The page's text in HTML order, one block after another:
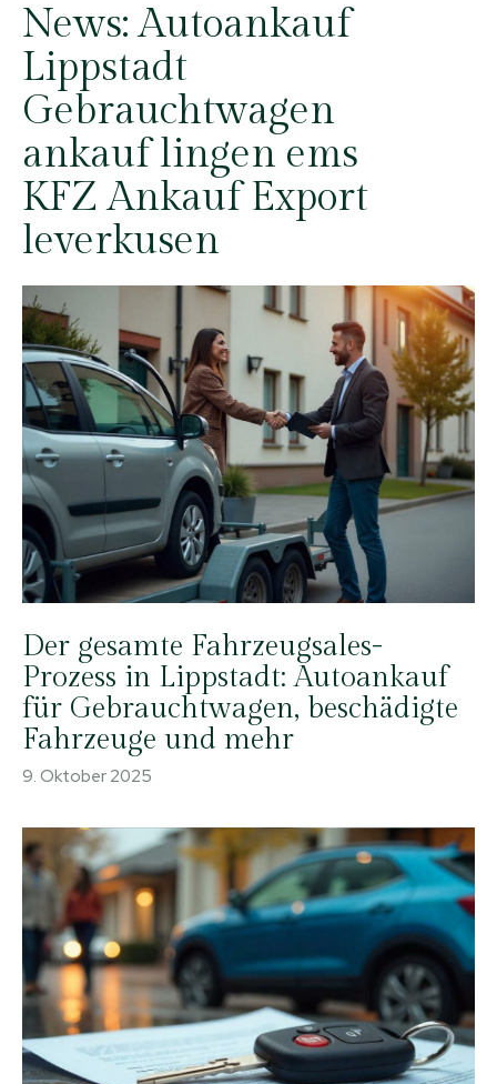
News:Autoankauf
Lippstadt
Gebrauchtwagen
ankauf lingen ems
KFZ Ankauf Export
leverkusen
Der gesamte Fahrzeugsales-
Prozess in Lippstadt: Autoankauf
für Gebrauchtwagen, beschädigte
Fahrzeuge und mehr
9. Oktober 2025